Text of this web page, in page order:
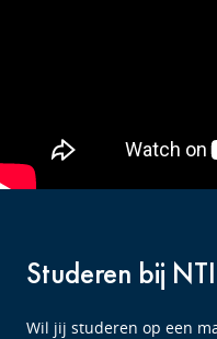
Studeren bij NTI
Wil jij studeren op een